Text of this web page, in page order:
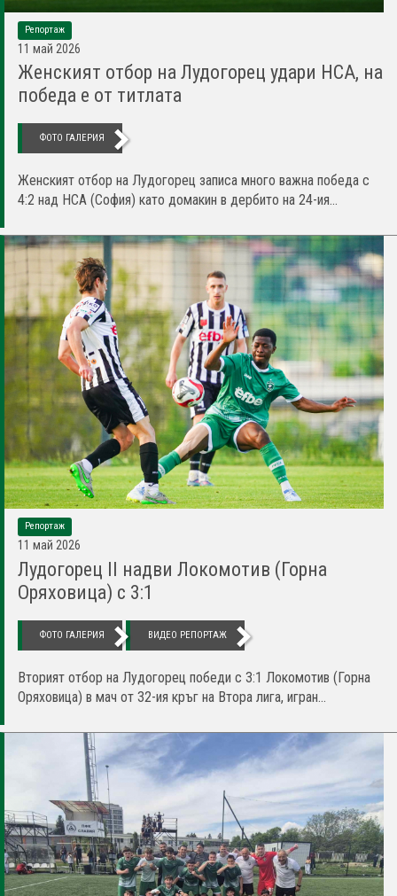
Репортаж
11 май 2026
Женският отбор на Лудогорец удари НСА, на
победа е от титлата
ФОТО ГАЛЕРИЯ
Женският отбор на Лудогорец записа много важна победа с
4:2 над НСА (София) като домакин в дербито на 24-ия...
Репортаж
11 май 2026
Лудогорец II надви Локомотив (Горна
Оряховица) с 3:1
ФОТО ГАЛЕРИЯ ВИДЕО РЕПОРТАЖ
Вторият отбор на Лудогорец победи с 3:1 Локомотив (Горна
Оряховица) в мач от 32-ия кръг на Втора лига, игран...